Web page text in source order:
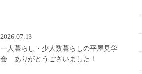
2026.07.13
一人暮らし・少人数暮らしの平屋見学
会 ありがとうございました！